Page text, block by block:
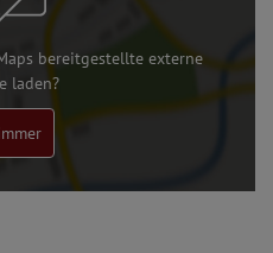
bereitgestellte externe
laden?